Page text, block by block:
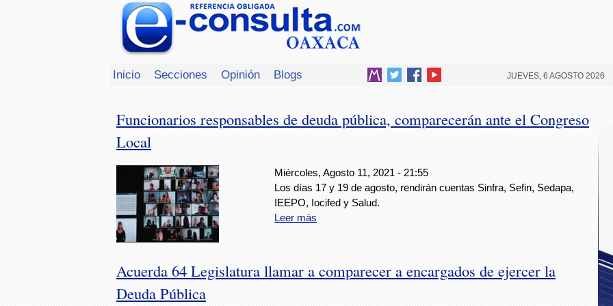
Inicio Secciones Opinión Blogs JUEVES, 6 AGOSTO 2026
Funcionarios responsables de deuda pública, comparecerán ante el Congreso
Local
Miércoles, Agosto 11, 2021 - 21:55
Los días 17 y 19 de agosto, rendirán cuentas Sinfra, Sefin, Sedapa,
IEEPO, Iocifed y Salud.
Leer más
Acuerda 64 Legislatura llamar a comparecer a encargados de ejercer la
Deuda Pública